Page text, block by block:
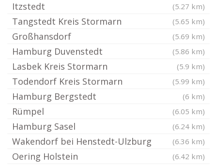
Itzstedt (5.27 km)
Tangstedt Kreis Stormarn (5.65 km)
Großhansdorf (5.69 km)
Hamburg Duvenstedt (5.86 km)
Lasbek Kreis Stormarn (5.9 km)
Todendorf Kreis Stormarn (5.99 km)
Hamburg Bergstedt (6 km)
Rümpel (6.05 km)
Hamburg Sasel (6.24 km)
Wakendorf bei Henstedt-Ulzburg (6.36 km)
Oering Holstein (6.42 km)